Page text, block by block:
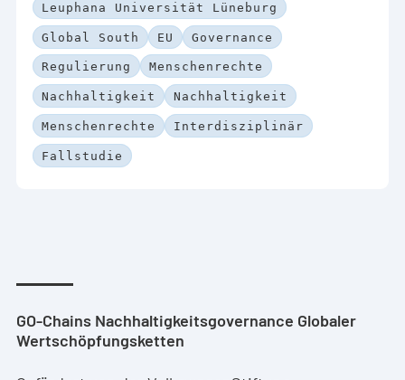
Leuphana Universität Lüneburg
Global South EU Governance
Regulierung Menschenrechte
Nachhaltigkeit Nachhaltigkeit
Menschenrechte Interdisziplinär
Fallstudie
GO-Chains Nachhaltigkeitsgovernance Globaler
Wertschöpfungsketten